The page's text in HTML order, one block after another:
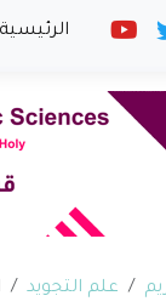
الرئيسية
علم التجويد